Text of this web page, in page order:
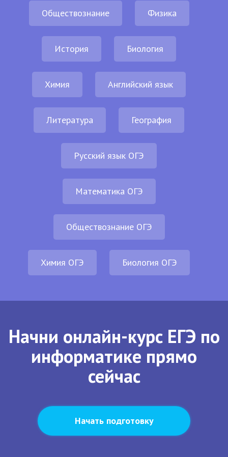
Обществознание Физика
История Биология
Химия Английский язык
Литература География
Русский язык ОГЭ
Математика ОГЭ
Обществознание ОГЭ
Химия ОГЭ Биология ОГЭ
Начни онлайн-курс ЕГЭ по
информатике прямо
сейчас
Начать подготовку